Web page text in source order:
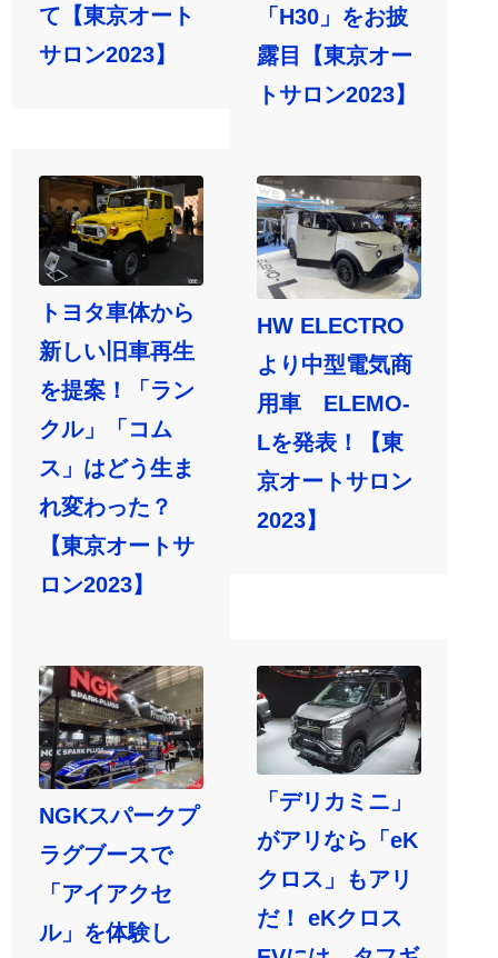
て【東京オート
サロン2023】
「H30」をお披
露目【東京オー
トサロン2023】
トヨタ車体から
新しい旧車再生
を提案！「ラン
クル」「コム
ス」はどう生ま
れ変わった？
【東京オートサ
ロン2023】
HW ELECTRO
より中型電気商
用車 ELEMO-
Lを発表！【東
京オートサロン
2023】
NGKスパークプ
ラグブースで
「アイアクセ
ル」を体験し
「デリカミニ」
がアリなら「eK
クロス」もアリ
だ！ eKクロス